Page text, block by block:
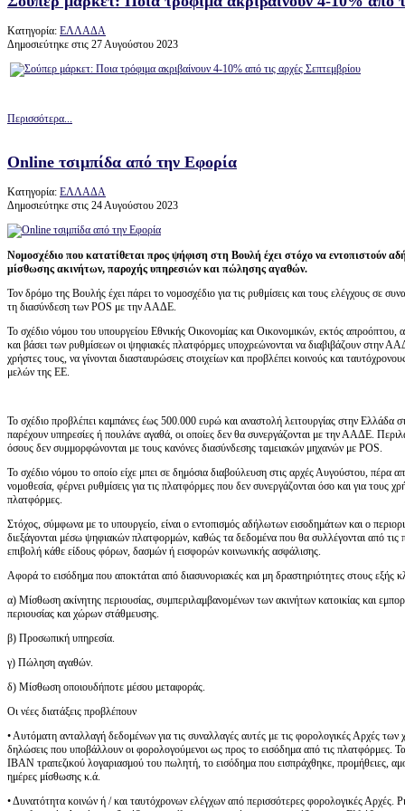
Κατηγορία: ΕΛΛΑΔΑ
Δημοσιεύτηκε στις 27 Αυγούστου 2023
Περισσότερα...
Online τσιμπίδα από την Εφορία
Κατηγορία: ΕΛΛΑΔΑ
Δημοσιεύτηκε στις 24 Αυγούστου 2023
Νομοσχέδιο που κατατίθεται προς ψήφιση στη Βουλή έχει στόχο να εντοπιστούν
μίσθωσης ακινήτων, παροχής υπηρεσιών και πώλησης αγαθών.
Τον δρόμο της Βουλής έχει πάρει το νομοσχέδιο για τις ρυθμίσεις και τους ελέγχους σε
τη διασύνδεση των POS με την ΑΑΔΕ.
Το σχέδιο νόμου του υπουργείου Εθνικής Οικονομίας και Οικονομικών, εκτός απροόπτου,
και βάσει των ρυθμίσεων οι ψηφιακές πλατφόρμες υποχρεώνονται να διαβιβάζουν στην
χρήστες τους, να γίνονται διασταυρώσεις στοιχείων και προβλέπει κοινούς και
μελών της ΕΕ.
Το σχέδιο προβλέπει καμπάνες έως 500.000 ευρώ και αναστολή λειτουργίας στην Ελλάδα
παρέχουν υπηρεσίες ή πουλάνε αγαθά, οι οποίες δεν θα συνεργάζονται με την ΑΑΔΕ.
όσους δεν συμμορφώνονται με τους κανόνες διασύνδεσης ταμειακών μηχανών με POS.
Το σχέδιο νόμου το οποίο είχε μπει σε δημόσια διαβούλευση στις αρχές Αυγούστου, πέρα
νομοθεσία, φέρνει ρυθμίσεις για τις πλατφόρμες που δεν συνεργάζονται όσο και για τους
πλατφόρμες.
Στόχος, σύμφωνα με το υπουργείο, είναι ο εντοπισμός αδήλωτων εισοδημάτων και ο
διεξάγονται μέσω ψηφιακών πλατφορμών, καθώς τα δεδομένα που θα συλλέγονται από τις
επιβολή κάθε είδους φόρων, δασμών ή εισφορών κοινωνικής ασφάλισης.
Αφορά το εισόδημα που αποκτάται από διασυνοριακές και μη δραστηριότητες στους εξής
α) Μίσθωση ακίνητης περιουσίας, συμπεριλαμβανομένων των ακινήτων κατοικίας και
περιουσίας και χώρων στάθμευσης.
β) Προσωπική υπηρεσία.
γ) Πώληση αγαθών.
δ) Μίσθωση οποιουδήποτε μέσου μεταφοράς.
Οι νέες διατάξεις προβλέπουν
• Αυτόματη ανταλλαγή δεδομένων για τις συναλλαγές αυτές με τις φορολογικές Αρχές
δηλώσεις που υποβάλλουν οι φορολογούμενοι ως προς το εισόδημα από τις
ΙΒΑΝ τραπεζικού λογαριασμού του πωλητή, το εισόδημα που εισπράχθηκε, προμήθειες,
ημέρες μίσθωσης κ.ά.
• Δυνατότητα κοινών ή / και ταυτόχρονων ελέγχων από περισσότερες φορολογικές Αρχές.